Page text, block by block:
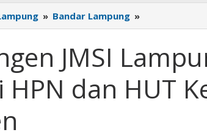
» Bandar Lampung »
JMSI
Berangkat
Hadiri
HPN
dan
JMSI
dan HUT